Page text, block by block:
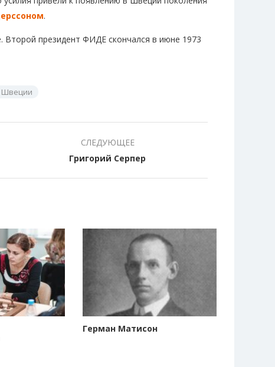
.
Второй президент ФИДЕ скончался в июне 1973
Швеции
СЛЕДУЮЩЕЕ
Григорий Серпер
Герман Матисон